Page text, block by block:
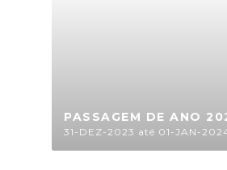
PASSAGEM DE ANO
31-DEZ-2023 até 01-JAN-